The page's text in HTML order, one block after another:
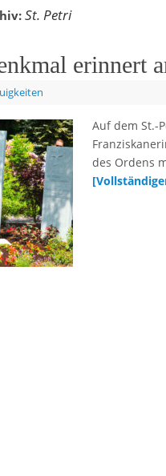
St. Petri
erinnert
Auf dem St.-
des Ordens